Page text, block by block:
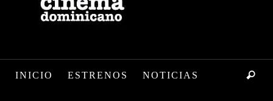
INICIO ESTRENOS NOTICIAS